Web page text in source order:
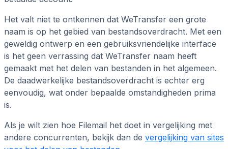
Het valt niet te ontkennen dat WeTransfer een grote
naam is op het gebied van bestandsoverdracht. Met een
geweldig ontwerp en een gebruiksvriendelijke interface
is het geen verrassing dat WeTransfer naam heeft
gemaakt met het delen van bestanden in het algemeen.
De daadwerkelijke bestandsoverdracht is echter erg
eenvoudig, wat onder bepaalde omstandigheden prima
is.
Als je wilt zien hoe Filemail het doet in vergelijking met
andere concurrenten, bekijk dan de vergelijking van sites